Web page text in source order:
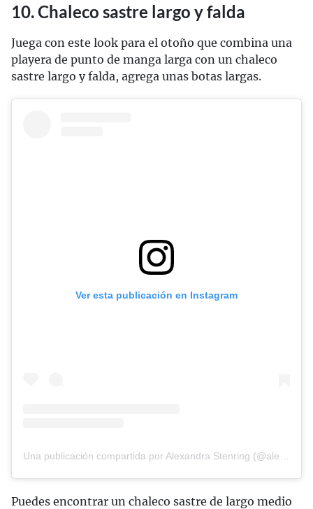
10. Chaleco sastre largo y falda
Juega con este look para el otoño que combina una
playera de punto de manga larga con un chaleco
sastre largo y falda, agrega unas botas largas.
Ver esta publicación en Instagram
Puedes encontrar un chaleco sastre de largo medio